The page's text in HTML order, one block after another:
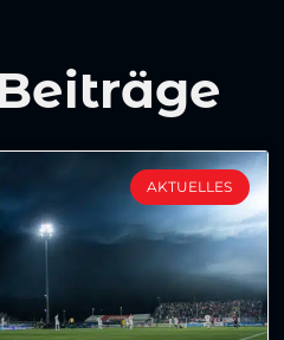
AKTUELLES